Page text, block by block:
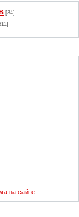
[34]
на сайте